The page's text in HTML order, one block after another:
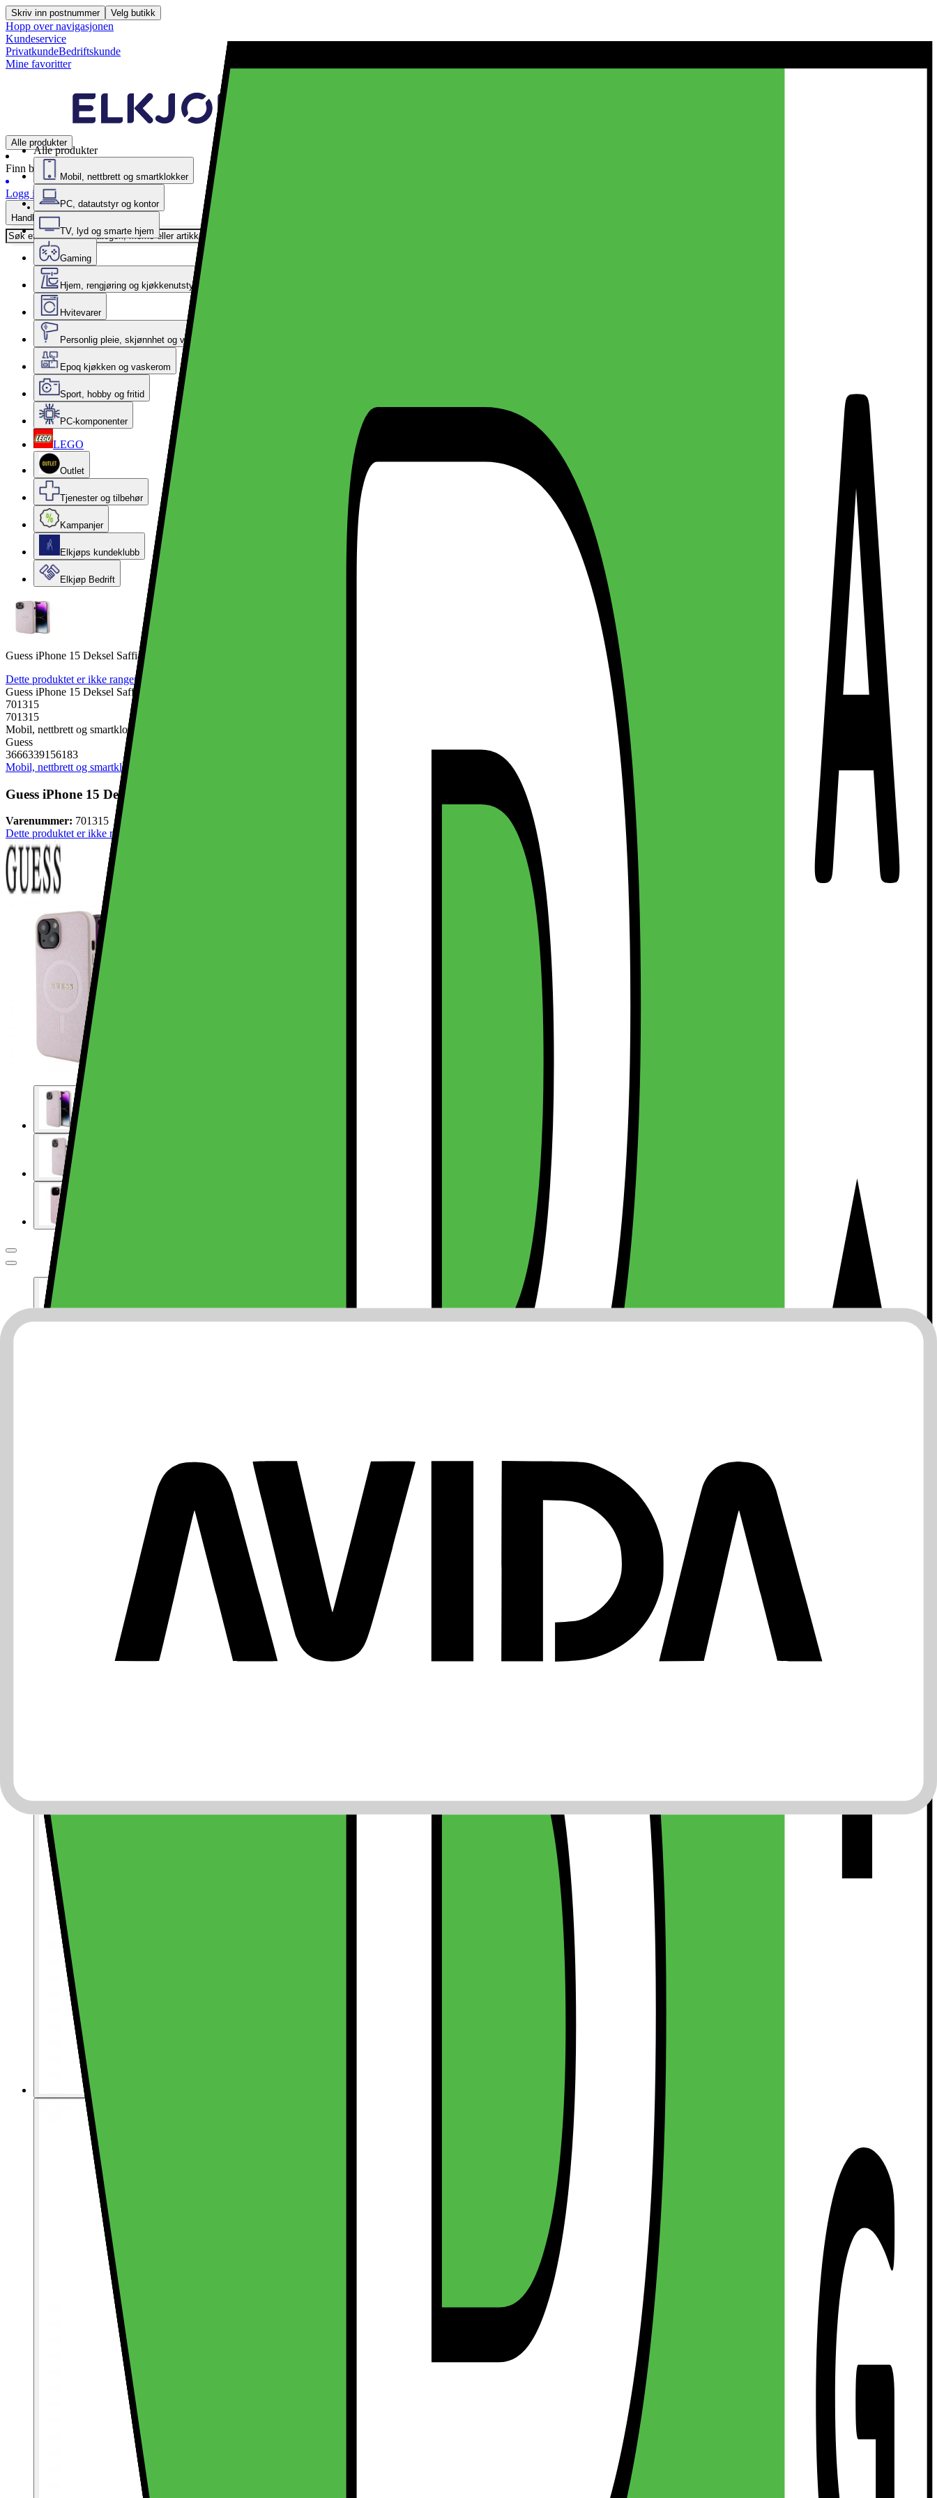
Skriv inn postnummer Velg butikk
Hopp over navigasjonen
Kundeservice
PrivatkundeBedriftskunde
Mine favoritter
Alle produkter
Finn butikk
Logg inn
Handlekurv
Alle produkter
Mobil, nettbrett og smartklokker
PC, datautstyr og kontor
TV, lyd og smarte hjem
Gaming
Hjem, rengjøring og kjøkkenutstyr
Hvitevarer
Personlig pleie, skjønnhet og velvære
Epoq kjøkken og vaskerom
Sport, hobby og fritid
PC-komponenter
LEGO
Outlet
Tjenester og tilbehør
Kampanjer
Elkjøps kundeklubb
Elkjøp Bedrift
Guess iPhone 15 Deksel Saffiano MagSafe Rosa
Dette produktet er ikke rangert enda.
Guess iPhone 15 Deksel Saffiano MagSafe Rosa
701315
701315
Mobil, nettbrett og smartklokker, Mobiltilbehør, Mobildeksel
Guess
3666339156183
Mobil, nettbrett og smartklokker
Guess iPhone 15 Deksel Saffiano MagSafe Rosa
Varenummer: 701315
Dette produktet er ikke rangert enda.